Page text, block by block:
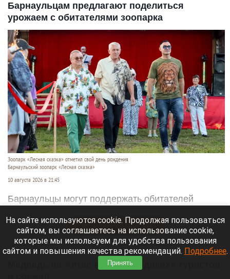
Барнаульцам предлагают поделиться
урожаем с обитателями зоопарка
Зоопарк «Лесная сказка» отметил свой день рождения
Барнаульский зоопарк «Лесная сказка»
10 августа 2026 в 21:45
Барнаульцы могут поддержать обитателей
Читать полностью
Медведь на Алтае встретил «диких» туристов
На сайте используются cookie. Продолжая пользоваться
сайтом, вы соглашаетесь на использование cookie,
которые мы используем для удобства пользования
сайтом и повышения качества рекомендаций. Подробнее.
Принять